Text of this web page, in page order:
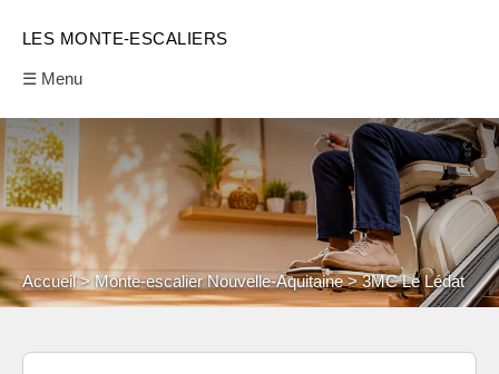
LES MONTE-ESCALIERS
☰ Menu
Accueil Monte-escalier Nouvelle-Aquitaine 3MC Le Lédat